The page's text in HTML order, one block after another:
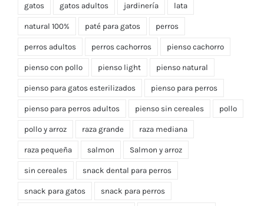
gatos gatos adultos jardinería lata
natural 100% paté para gatos perros
perros adultos perros cachorros pienso cachorro
pienso con pollo pienso light pienso natural
pienso para gatos esterilizados pienso para perros
pienso para perros adultos pienso sin cereales pollo
pollo y arroz raza grande raza mediana
raza pequeña salmon Salmon y arroz
sin cereales snack dental para perros
snack para gatos snack para perros